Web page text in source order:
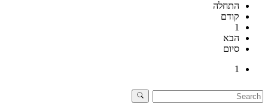
התחלה
קודם
1
הבא
סיום
1